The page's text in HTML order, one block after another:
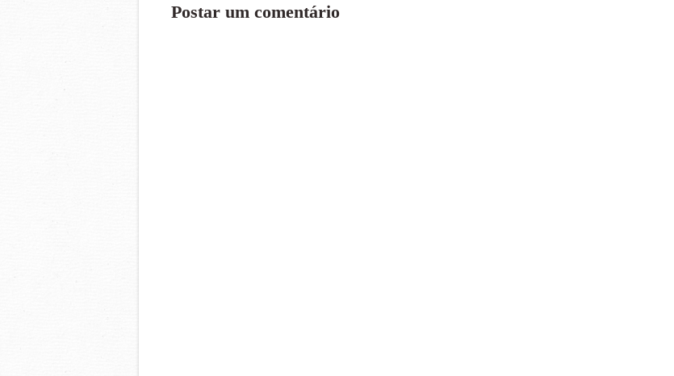
Postar um comentário